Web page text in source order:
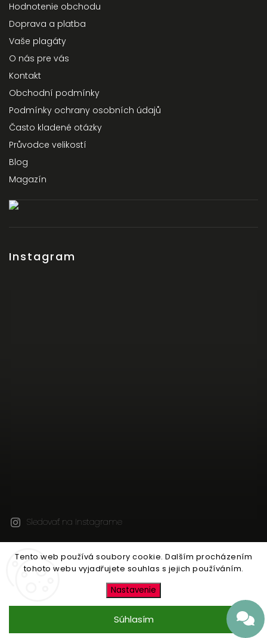
Tento web používá soubory cookie. Dalším procházením
tohoto webu vyjadřujete souhlas s jejich používáním.
Nastavenie
Súhlasím
Hodnotenie obchodu
Doprava a platba
Vaše plagáty
O nás pre vás
Kontakt
Obchodní podmínky
Podmínky ochrany osobních údajů
Často kladené otázky
Průvodce velikostí
Blog
Magazín
Instagram
Sledovať na Instagrame
Copyright 2026JEN TAK Z LÁSKY. Všetky práva
vyhradené.
Upraviť nastavenie cookies